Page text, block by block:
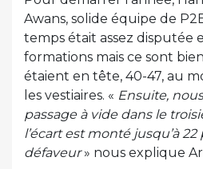
Awans, solide équipe de
temps était assez disputée
formations mais ce sont
étaient en tête, 40-47, au
les vestiaires. « Ensuite,
passage à vide dans le
l’écart est monté jusqu’à
défaveur» nous explique